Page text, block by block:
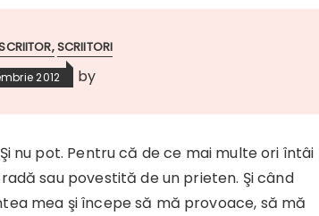
SCRIITORI
2012 by
nu pot. Pentru că de ce mai multe ori întâi
sau povestită de un prieten. Şi când
mea şi începe să mă provoace, să mă